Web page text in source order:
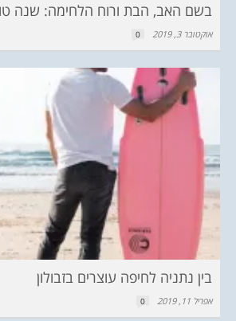
בשם האב, הבת ורוח הלחימה: שנה
אוקטובר 3, 2019 0
בין נתניה לחיפה עוצרים בזבולון
אפריל 11, 2019 0